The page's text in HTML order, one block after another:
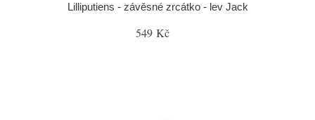
Lilliputiens - závěsné zrcátko - lev Jack
549 Kč